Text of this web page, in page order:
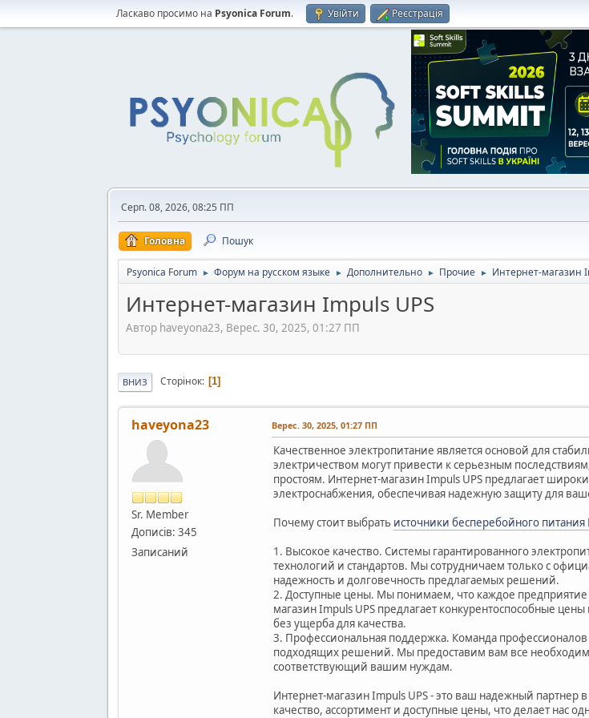
Ласкаво просимо на Psyonica Forum. Увійти Реєстрація
Серп. 08, 2026, 08:25 ПП
Головна Пошук
Psyonica Forum ► Форум на русском языке ► Дополнительно ► Прочие ► Интернет-магазин
Интернет-магазин Impuls UPS
Автор haveyona23, Верес. 30, 2025, 01:27 ПП
ВНИЗ Сторінок 1
haveyona23
Sr. Member
Дописів: 345
Записаний
Верес. 30, 2025, 01:27 ПП
Качественное электропитание является основой для
электричеством могут привести к серьезным
простоям. Интернет-магазин Impuls UPS предлагает
электроснабжения, обеспечивая надежную защиту для
Почему стоит выбрать источники бесперебойного
1. Высокое качество. Системы гарантированного
технологий и стандартов. Мы сотрудничаем только с
надежность и долговечность предлагаемых решений.
2. Доступные цены. Мы понимаем, что каждое предприятие
магазин Impuls UPS предлагает конкурентоспособные
без ущерба для качества.
3. Профессиональная поддержка. Команда
подходящих решений. Мы предоставим вам все
соответствующий вашим нуждам.
Интернет-магазин Impuls UPS - это ваш надежный партнер
качество, ассортимент и доступные цены, что делает нас